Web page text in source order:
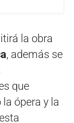
la obra
, además se
que
ópera y la